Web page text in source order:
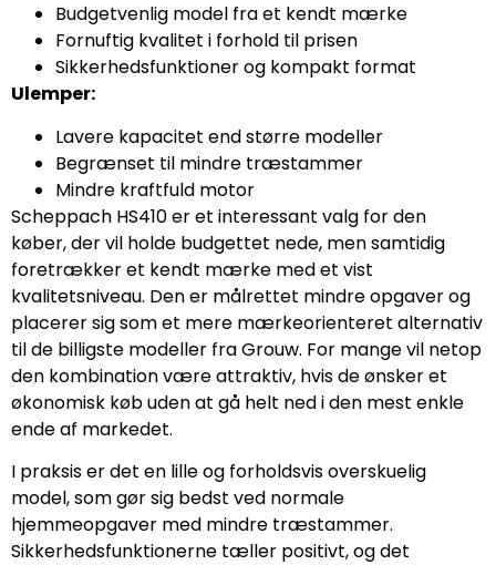
Budgetvenlig model fra et kendt mærke
Fornuftig kvalitet i forhold til prisen
Sikkerhedsfunktioner og kompakt format
Ulemper:
Lavere kapacitet end større modeller
Begrænset til mindre træstammer
Mindre kraftfuld motor
Scheppach HS410 er et interessant valg for den
køber, der vil holde budgettet nede, men samtidig
foretrækker et kendt mærke med et vist
kvalitetsniveau. Den er målrettet mindre opgaver og
placerer sig som et mere mærkeorienteret alternativ
til de billigste modeller fra Grouw. For mange vil netop
den kombination være attraktiv, hvis de ønsker et
økonomisk køb uden at gå helt ned i den mest enkle
ende af markedet.
I praksis er det en lille og forholdsvis overskuelig
model, som gør sig bedst ved normale
hjemmeopgaver med mindre træstammer.
Sikkerhedsfunktionerne tæller positivt, og det